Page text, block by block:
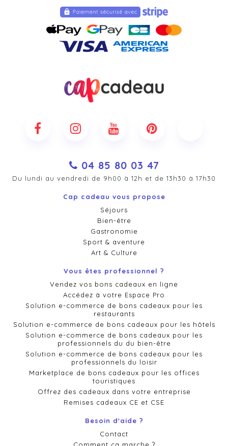
04 85 80 03 47
Du lundi au vendredi de 9h00 à 12h et de 13h30 à 17h30
Cap cadeau vous propose
Séjours
Bien-être
Gastronomie
Sport & aventure
Art & Culture
Vous êtes professionnel ?
Vendez vos bons cadeaux en ligne
Accédez à votre Espace Pro
Solution e-commerce de bons cadeaux pour les
restaurants
Solution e-commerce de bons cadeaux pour les hôtels
Solution e-commerce de bons cadeaux pour les
professionnels du du bien-être
Solution e-commerce de bons cadeaux pour les
professionnels du loisir
Marketplace de bons cadeaux pour les offices
touristiques
Offrez des cadeaux dans votre entreprise
Remises cadeaux CE et CSE
Besoin d'aide ?
Contact